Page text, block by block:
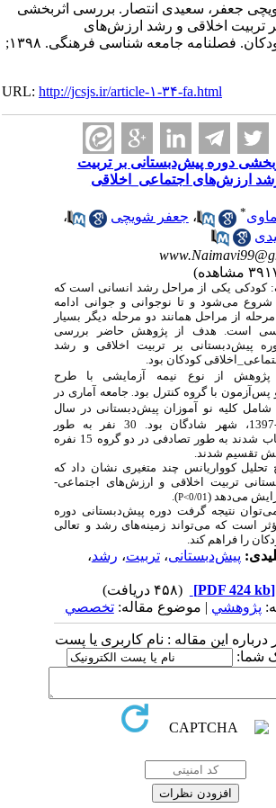
جعفر، سعیدی انتصار. بررسی اثربخشی
تربیت اخلاقی و رشد ارزش‌های
اجتماعی_اخلاقی کودکان. فصلنامه جامعه شناسی فرهنگی. ۱۳۹۸;
URL:http://jcsjs.ir/article-۱-۳۴-fa.html
دوره پیش‌دبستانی بر تربیت
ارزش‌های اجتماعی_اخلاقی
* ،جعفر شویچی
،
یکی از مراحل رشد انسانی است که
شروع می‌شود و تا نوجوانی و جوانی ادامه
از مراحل همانند دو مرحله دیگر بسیار
است. هدف از پژوهش حاضر بررسی
پیش‌دبستانی بر تربیت اخلاقی و رشد
کودکان بود.
پژوهش از نوع نیمه
آزمایشی با طرح
با گروه کنترل بود.جامعه آماری در
کلیه نو آموزان پیش‌دبستانی در سال
شهر
شادگان بود. 30 نفر به طور
تصادفی انتخاب شدند به طور تصادفی در دو گروه 15 نفره
تقسیم شدند.
کوواریانس چند متغیری نشان داد که
تربیت اخلاقی و ارزش‌های اجتماعی-
می‌دهد (P<0/01
).
نتیجه گرفت دوره پیش‌دبستانی دوره
است که می‌تواند زمینه‌های رشد و تعالی
را فراهم کند.
پیش‌دبستانی،تربیت،رشد،
پژوهشي| موضوع مقاله:تخصصي
این مقاله : نام کاربری یا پست
شما: